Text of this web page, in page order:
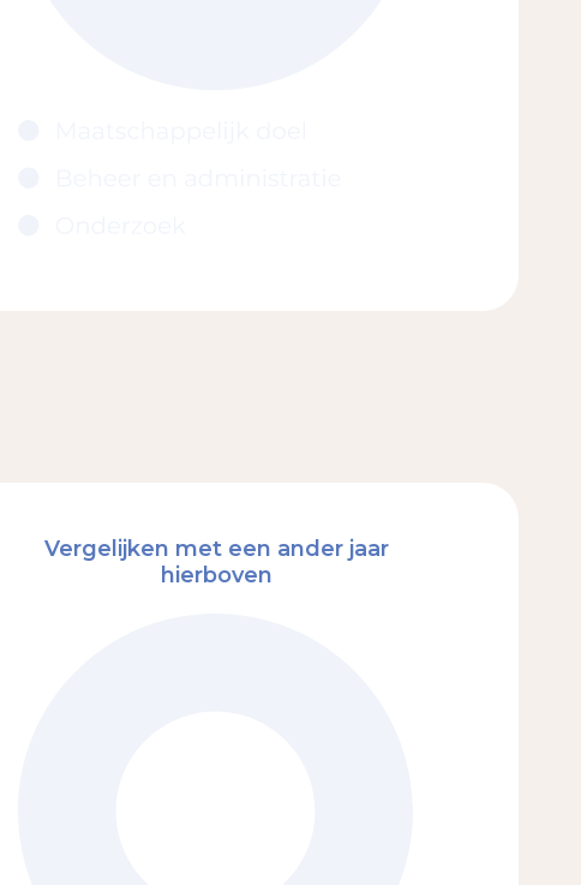
Vergelijken met een ander jaar
hierboven